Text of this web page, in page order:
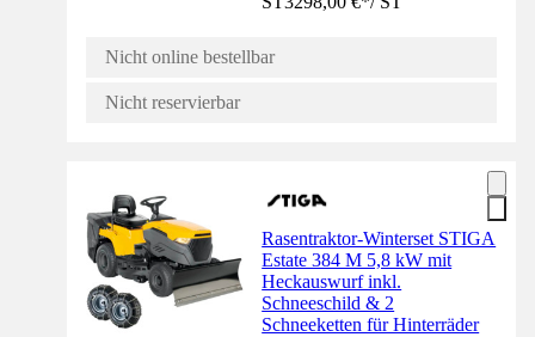
Nicht online bestellbar
Nicht reservierbar
Rasentraktor-Winterset STIGA
Estate 384 M 5,8 kW mit
Heckauswurf inkl.
Schneeschild & 2
Schneeketten für Hinterräder